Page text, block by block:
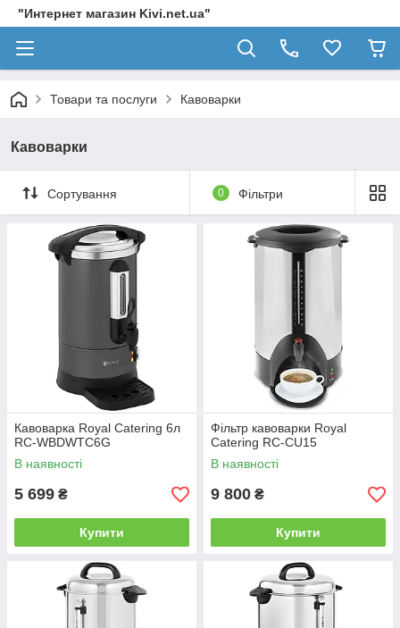
"Интернет магазин Kivi.net.ua"
Товари та послуги Кавоварки
Кавоварки
Сортування 0 Фільтри
Кавоварка Royal Catering 6л
RC-WBDWTC6G
В наявності
5 699 ₴
Купити
Фільтр кавоварки Royal
Catering RC-CU15
В наявності
9 800 ₴
Купити